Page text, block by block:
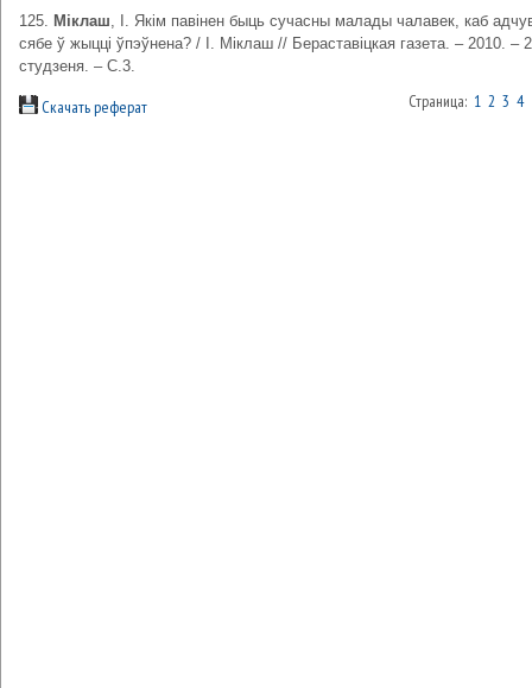
125. Міклаш, І. Якім павінен быць сучасны малады чалавек, каб
сябе ў жыцці ўпэўнена? / І. Міклаш // Бераставіцкая газета. – 2010. –
студзеня. – С.3.
Скачать реферат Страница: 1 2 3 4